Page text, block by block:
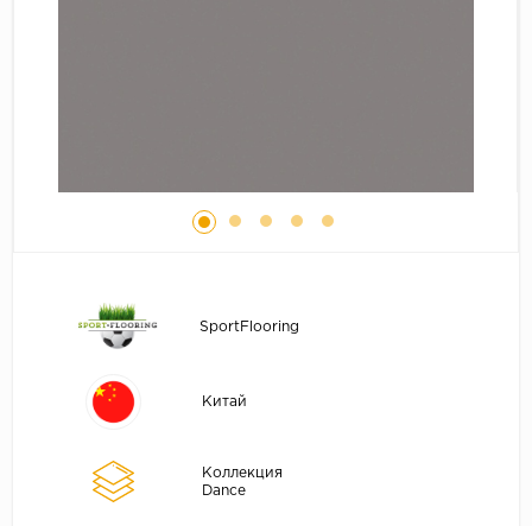
SportFlooring
Китай
Коллекция
Dance